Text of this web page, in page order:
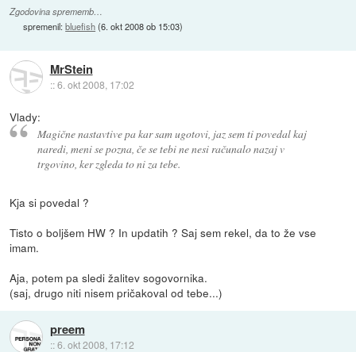
Zgodovina sprememb…
spremenil:bluefish(6. okt 2008 ob 15:03)
MrStein
::6. okt 2008, 17:02
Vlady:
Magične nastavtive pa kar sam ugotovi, jaz sem ti povedal kaj
naredi, meni se pozna, če se tebi ne nesi računalo nazaj v
trgovino, ker zgleda to ni za tebe.
Kja si povedal ?
Tisto o boljšem HW ? In updatih ? Saj sem rekel, da to že vse
imam.
Aja, potem pa sledi žalitev sogovornika.
(saj, drugo niti nisem pričakoval od tebe...)
preem
::6. okt 2008, 17:12